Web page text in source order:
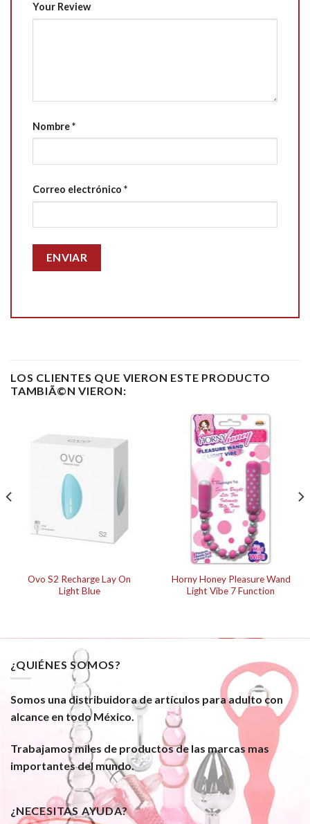
Your Review
Nombre*
Correo electrónico *
LOS CLIENTES QUE VIERON ESTE PRODUCTO
TAMBIÃ©N VIERON:
Ovo S2 Recharge Lay On
Light Blue
Horny Honey Pleasure Wand
Light Vibe 7 Function
¿QUIÉNES SOMOS?
Somos una distribuidora de artículos para adulto con
alcance en todo México.
Trabajamos miles de productos de las marcas mas
importantes del mundo.
¿NECESITAS AYUDA?